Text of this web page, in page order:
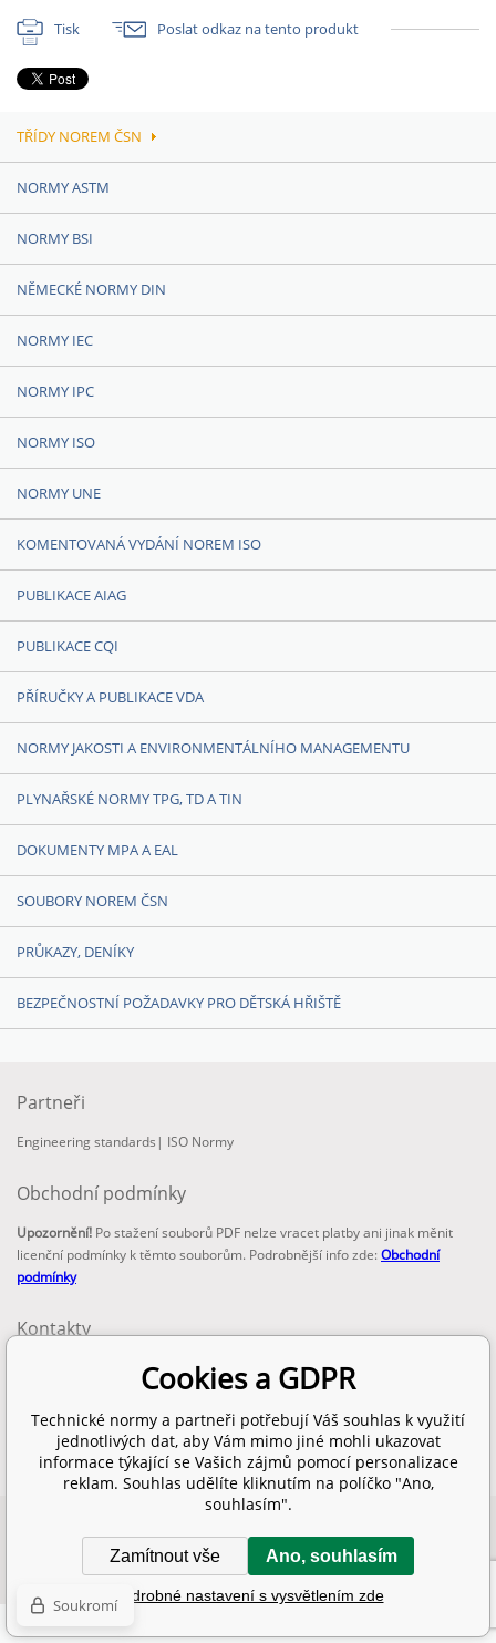
Tisk Poslat odkaz na tento produkt
TŘÍDY NOREM ČSN
NORMY ASTM
NORMY BSI
NĚMECKÉ NORMY DIN
NORMY IEC
NORMY IPC
NORMY ISO
NORMY UNE
KOMENTOVANÁ VYDÁNÍ NOREM ISO
PUBLIKACE AIAG
PUBLIKACE CQI
PŘÍRUČKY A PUBLIKACE VDA
NORMY JAKOSTI A ENVIRONMENTÁLNÍHO MANAGEMENTU
PLYNAŘSKÉ NORMY TPG, TD A TIN
DOKUMENTY MPA A EAL
SOUBORY NOREM ČSN
PRŮKAZY, DENÍKY
BEZPEČNOSTNÍ POŽADAVKY PRO DĚTSKÁ HŘIŠTĚ
Partneři
Engineering standards | ISO Normy
Obchodní podmínky
Upozornění! Po stažení souborů PDF nelze vracet platby ani jinak měnit
licenční podmínky k těmto souborům. Podrobnější info zde:Obchodní
podmínky
Kontakty
info@technickenormy.cz
obchod@technickenormy.cz
Telefon:
+420 377 387 684
SITEMAP
Tento eshop dodala firma BINARGON.cz
Cookies a GDPR
Technické normy a partneři potřebují Váš souhlas k využití
jednotlivých dat, aby Vám mimo jiné mohli ukazovat
informace týkající se Vašich zájmů pomocí personalizace
reklam. Souhlas udělíte kliknutím na políčko "Ano,
souhlasím".
Zamítnout vše Ano, souhlasím
Podrobné nastavení s vysvětlením zde
Soukromí